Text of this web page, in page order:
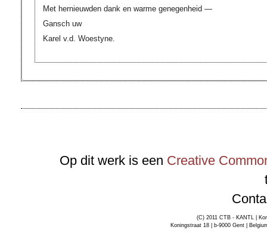
Met hernieuwden dank en warme genegenheid —
Gansch uw
Karel v.d. Woestyne.
Op dit werk is een Creative
(C) 2011 CTB - KANTL |
Koningstraat 18 | b-9000 Gent |